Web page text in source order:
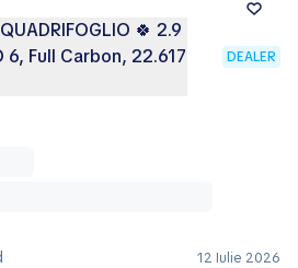
🍀 2.9
6, Full Carbon, 22.617
DEALER
12 Iulie 2026